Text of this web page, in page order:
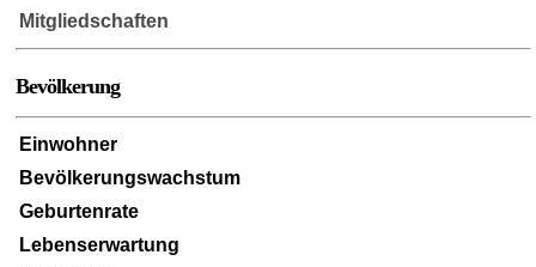
Mitgliedschaften
Bevölkerung
Einwohner
Bevölkerungswachstum
Geburtenrate
Lebenserwartung